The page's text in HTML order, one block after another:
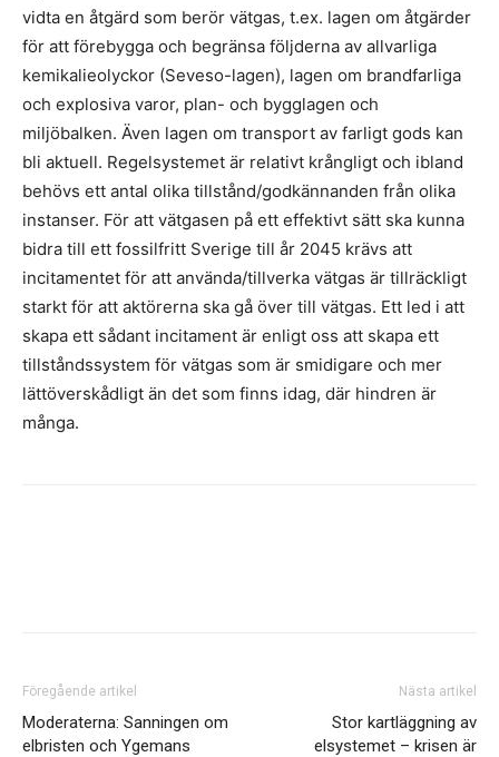
vidta en åtgärd som berör vätgas, t.ex. lagen om åtgärder
för att förebygga och begränsa följderna av allvarliga
kemikalieolyckor (Seveso-lagen), lagen om brandfarliga
och explosiva varor, plan- och bygglagen och
miljöbalken. Även lagen om transport av farligt gods kan
bli aktuell. Regelsystemet är relativt krångligt och ibland
behövs ett antal olika tillstånd/godkännanden från olika
instanser. För att vätgasen på ett effektivt sätt ska kunna
bidra till ett fossilfritt Sverige till år 2045 krävs att
incitamentet för att använda/tillverka vätgas är tillräckligt
starkt för att aktörerna ska gå över till vätgas. Ett led i att
skapa ett sådant incitament är enligt oss att skapa ett
tillståndssystem för vätgas som är smidigare och mer
lättöverskådligt än det som finns idag, där hindren är
många.
Föregående artikel
Moderaterna: Sanningen om
elbristen och Ygemans
Nästa artikel
Stor kartläggning av
elsystemet – krisen är